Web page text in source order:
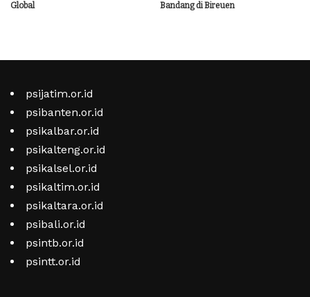
Global
Bandang di Bireuen
psijatim.or.id
psibanten.or.id
psikalbar.or.id
psikalteng.or.id
psikalsel.or.id
psikaltim.or.id
psikaltara.or.id
psibali.or.id
psintb.or.id
psintt.or.id